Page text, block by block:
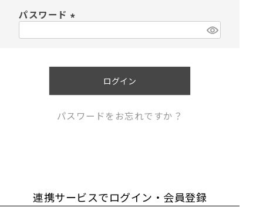
パスワード
ログイン
パスワードをお忘れですか？
連携サービスでログイン・会員登録